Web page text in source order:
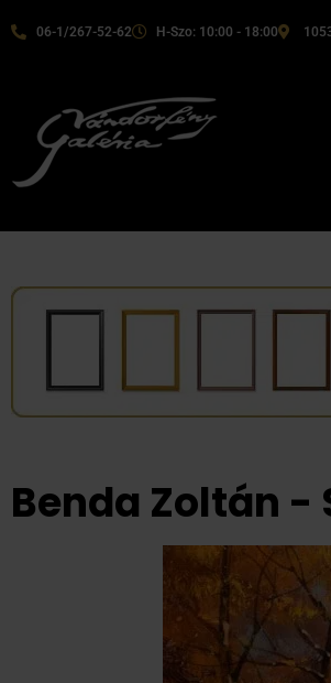
06-1/267-52-62 H-Szo: 10:00 - 18:00
Benda Zoltán -